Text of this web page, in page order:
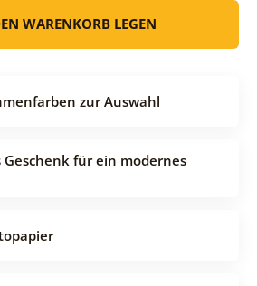
WARENKORB LEGEN
zur Auswahl
Geschenk für ein modernes